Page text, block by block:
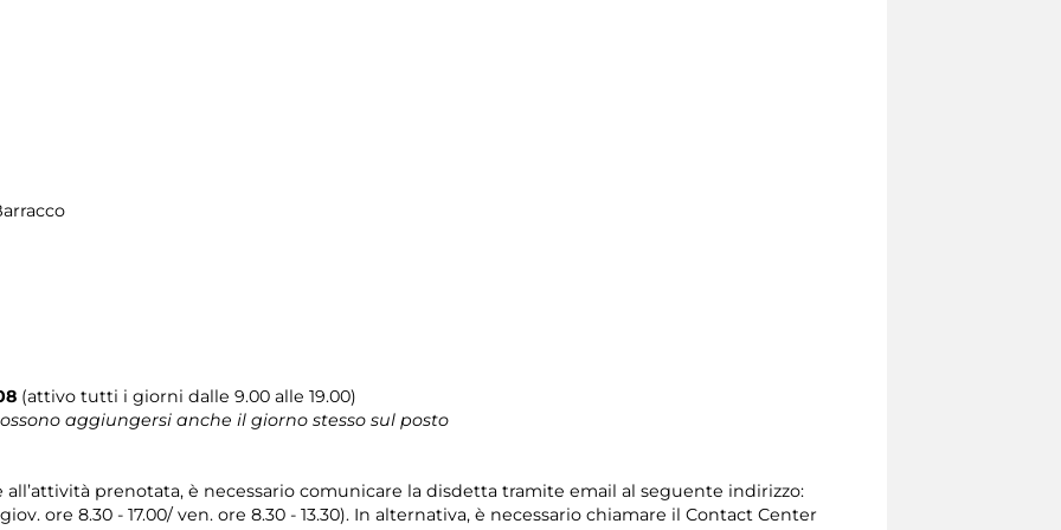
(attivo tutti i giorni dalle 9.00 alle 19.00)
aggiungersi anche il giorno stesso sul posto
prenotata, è necessario comunicare la disdetta tramite email al seguente indirizzo:
ore 8.30 - 17.00/ ven. ore 8.30 - 13.30). In alternativa, è necessario chiamare il Contact Center